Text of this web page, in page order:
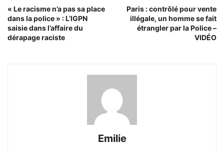
« Le racisme n’a pas sa place
dans la police » : L’IGPN
saisie dans l’affaire du
dérapage raciste
Paris : contrôlé pour vente
illégale, un homme se fait
étrangler par la Police –
VIDÉO
Emilie